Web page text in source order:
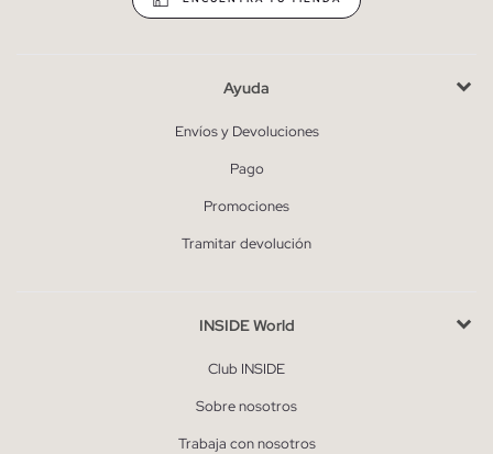
Ayuda
Envíos y Devoluciones
Pago
Promociones
Tramitar devolución
INSIDE World
Club INSIDE
Sobre nosotros
Trabaja con nosotros